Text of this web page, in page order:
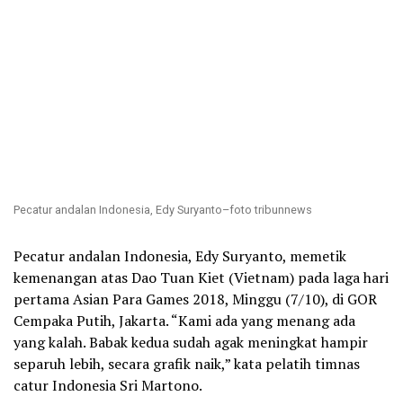
Pecatur andalan Indonesia, Edy Suryanto–foto tribunnews
Pecatur andalan Indonesia, Edy Suryanto, memetik
kemenangan atas Dao Tuan Kiet (Vietnam) pada laga hari
pertama Asian Para Games 2018, Minggu (7/10), di GOR
Cempaka Putih, Jakarta. “Kami ada yang menang ada
yang kalah. Babak kedua sudah agak meningkat hampir
separuh lebih, secara grafik naik,” kata pelatih timnas
catur Indonesia Sri Martono.